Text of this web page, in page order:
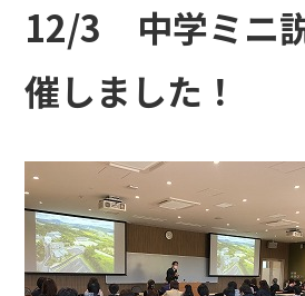
12/3 中学ミニ
催しました！